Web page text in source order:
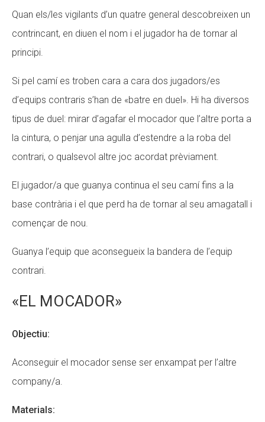
Quan els/les vigilants d’un quatre general descobreixen un
contrincant, en diuen el nom i el jugador ha de tornar al
principi.
Si pel camí es troben cara a cara dos jugadors/es
d’equips contraris s’han de «batre en duel». Hi ha diversos
tipus de duel: mirar d’agafar el mocador que l’altre porta a
la cintura, o penjar una agulla d’estendre a la roba del
contrari, o qualsevol altre joc acordat prèviament.
El jugador/a que guanya continua el seu camí fins a la
base contrària i el que perd ha de tornar al seu amagatall i
començar de nou.
Guanya l’equip que aconsegueix la bandera de l’equip
contrari.
«EL MOCADOR»
Objectiu:
Aconseguir el mocador sense ser enxampat per l’altre
company/a.
Materials: